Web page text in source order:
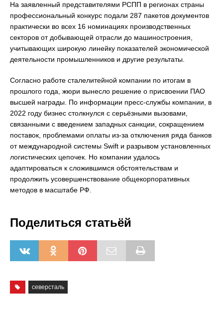
На заявленный представителями РСПП в регионах страны
профессиональный конкурс подали 287 пакетов документов
практически во всех 16 номинациях производственных
секторов от добывающей отрасли до машиностроения,
учитывающих широкую линейку показателей экономической
деятельности промышленников и другие результаты.
Согласно работе сталелитейной компании по итогам в
прошлого года, жюри вынесло решение о присвоении ПАО
высшей награды. По информации пресс-службы компании, в
2022 году бизнес столкнулся с серьёзными вызовами,
связанными с введением западных санкции, сокращением
поставок, проблемами оплаты из-за отключения ряда банков
от международной системы Swift и разрывом установленных
логистических цепочек. Но компании удалось
адаптироваться к сложившимся обстоятельствам и
продолжить усовершенствование общекорпоративных
методов в масштабе РФ.
Поделиться статьёй
северсталь